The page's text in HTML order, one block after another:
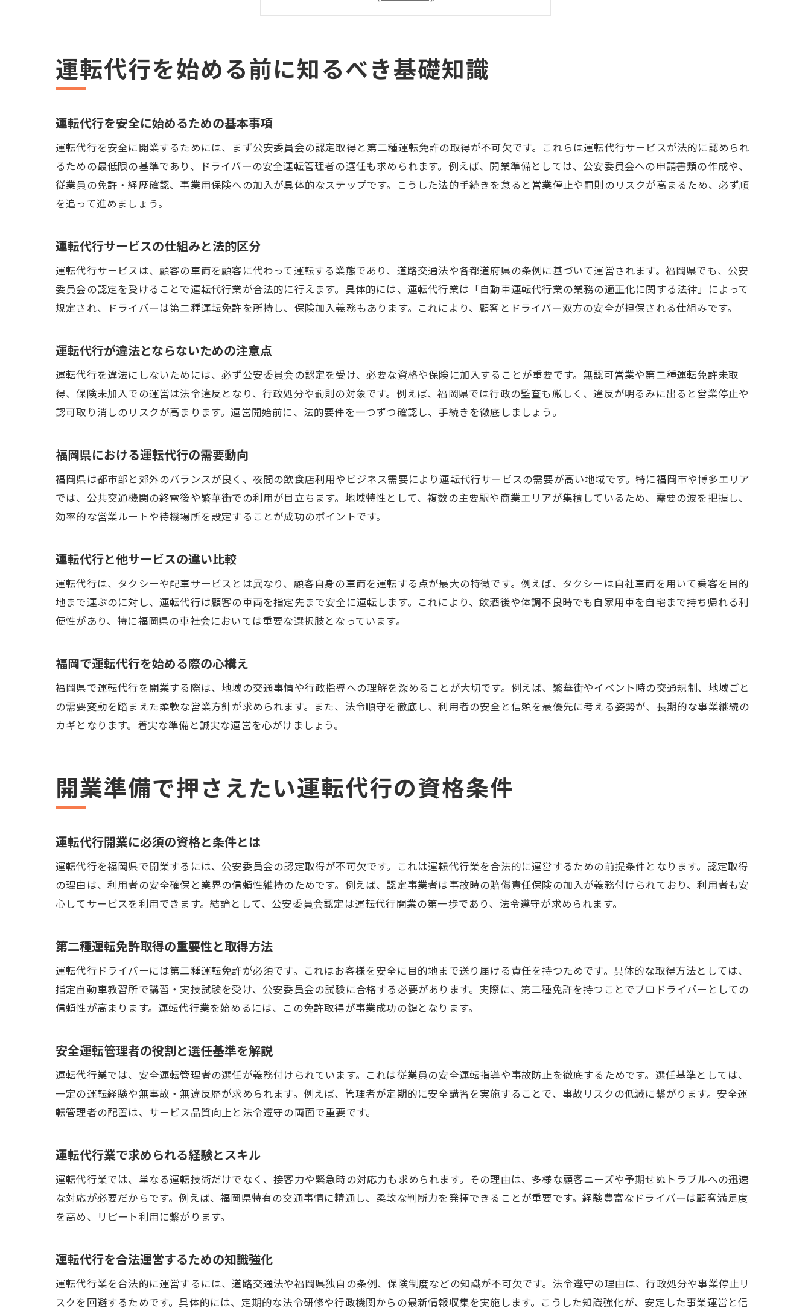
福岡県における運転代行の需要動向
福岡で運転代行を始める際の心構え
開業準備で押さえたい運転代行の資格条件
安全運転管理者の役割と選任基準を解説
運転代行業で求められる経験とスキル
運転代行を合法運営するための知識強化
公安委員会認定を受けるための条件整理
運転代行業の行政手続きと注意点解説
許可申請時に必要な書類と手順の詳細
運転代行部門を目指すなら行政対応も要チェック
運転代行開業で重要な行政窓口の活用法
行政手続き簡略化のコツとよくある落とし穴
運転代行業の行政監督と定期報告の必要性
運転代行で行政処分リスクを避ける対策
初期費用や必要経費を抑える運転代行開業術
運転代行で経費がかさむ原因と節約対策
保険や車両費を効率的に管理するコツ
運転代行の収支計画と利益確保の工夫
運転代行で行政処分される主な理由
違法行為を防ぐための運転代行対策ポイント
運転代行従業員への法令順守指導の重要性
行政処分を未然に防ぐ日常業務の工夫
運転代行ドライバー育成と免許取得支援法
第二種免許の取得手順と効率的な勉強法
安心して運転代行を始めるためのポイント総まとめ
運転代行開業の全体像と安心ポイント整理
資格・許可・行政対応で押さえるべき要素
開業後の運転代行トラブル予防策まとめ
今後の運転代行業界動向と開業者への提言
運転代行を始める前に知るべき基礎知識
運転代行を安全に始めるための基本事項
運転代行を安全に開業するためには、まず公安委員会の認定取得と第二種運転免許の取得が不可欠です。これらは運転代行サービスが法的に認められ
るための最低限の基準であり、ドライバーの安全運転管理者の選任も求められます。例えば、開業準備としては、公安委員会への申請書類の作成や、
従業員の免許・経歴確認、事業用保険への加入が具体的なステップです。こうした法的手続きを怠ると営業停止や罰則のリスクが高まるため、必ず順
を追って進めましょう。
運転代行サービスの仕組みと法的区分
運転代行サービスは、顧客の車両を顧客に代わって運転する業態であり、道路交通法や各都道府県の条例に基づいて運営されます。福岡県でも、公安
委員会の認定を受けることで運転代行業が合法的に行えます。具体的には、運転代行業は「自動車運転代行業の業務の適正化に関する法律」によって
規定され、ドライバーは第二種運転免許を所持し、保険加入義務もあります。これにより、顧客とドライバー双方の安全が担保される仕組みです。
運転代行が違法とならないための注意点
運転代行を違法にしないためには、必ず公安委員会の認定を受け、必要な資格や保険に加入することが重要です。無認可営業や第二種運転免許未取
得、保険未加入での運営は法令違反となり、行政処分や罰則の対象です。例えば、福岡県では行政の監査も厳しく、違反が明るみに出ると営業停止や
認可取り消しのリスクが高まります。運営開始前に、法的要件を一つずつ確認し、手続きを徹底しましょう。
福岡県における運転代行の需要動向
福岡県は都市部と郊外のバランスが良く、夜間の飲食店利用やビジネス需要により運転代行サービスの需要が高い地域です。特に福岡市や博多エリア
では、公共交通機関の終電後や繁華街での利用が目立ちます。地域特性として、複数の主要駅や商業エリアが集積しているため、需要の波を把握し、
効率的な営業ルートや待機場所を設定することが成功のポイントです。
運転代行と他サービスの違い比較
運転代行は、タクシーや配車サービスとは異なり、顧客自身の車両を運転する点が最大の特徴です。例えば、タクシーは自社車両を用いて乗客を目的
地まで運ぶのに対し、運転代行は顧客の車両を指定先まで安全に運転します。これにより、飲酒後や体調不良時でも自家用車を自宅まで持ち帰れる利
便性があり、特に福岡県の車社会においては重要な選択肢となっています。
福岡で運転代行を始める際の心構え
福岡県で運転代行を開業する際は、地域の交通事情や行政指導への理解を深めることが大切です。例えば、繁華街やイベント時の交通規制、地域ごと
の需要変動を踏まえた柔軟な営業方針が求められます。また、法令順守を徹底し、利用者の安全と信頼を最優先に考える姿勢が、長期的な事業継続の
カギとなります。着実な準備と誠実な運営を心がけましょう。
開業準備で押さえたい運転代行の資格条件
運転代行開業に必須の資格と条件とは
運転代行を福岡県で開業するには、公安委員会の認定取得が不可欠です。これは運転代行業を合法的に運営するための前提条件となります。認定取得
の理由は、利用者の安全確保と業界の信頼性維持のためです。例えば、認定事業者は事故時の賠償責任保険の加入が義務付けられており、利用者も安
心してサービスを利用できます。結論として、公安委員会認定は運転代行開業の第一歩であり、法令遵守が求められます。
第二種運転免許取得の重要性と取得方法
運転代行ドライバーには第二種運転免許が必須です。これはお客様を安全に目的地まで送り届ける責任を持つためです。具体的な取得方法としては、
指定自動車教習所で講習・実技試験を受け、公安委員会の試験に合格する必要があります。実際に、第二種免許を持つことでプロドライバーとしての
信頼性が高まります。運転代行業を始めるには、この免許取得が事業成功の鍵となります。
安全運転管理者の役割と選任基準を解説
運転代行業では、安全運転管理者の選任が義務付けられています。これは従業員の安全運転指導や事故防止を徹底するためです。選任基準としては、
一定の運転経験や無事故・無違反歴が求められます。例えば、管理者が定期的に安全講習を実施することで、事故リスクの低減に繋がります。安全運
転管理者の配置は、サービス品質向上と法令遵守の両面で重要です。
運転代行業で求められる経験とスキル
運転代行業では、単なる運転技術だけでなく、接客力や緊急時の対応力も求められます。その理由は、多様な顧客ニーズや予期せぬトラブルへの迅速
な対応が必要だからです。例えば、福岡県特有の交通事情に精通し、柔軟な判断力を発揮できることが重要です。経験豊富なドライバーは顧客満足度
を高め、リピート利用に繋がります。
運転代行を合法運営するための知識強化
運転代行業を合法的に運営するには、道路交通法や福岡県独自の条例、保険制度などの知識が不可欠です。法令遵守の理由は、行政処分や事業停止リ
スクを回避するためです。具体的には、定期的な法令研修や行政機関からの最新情報収集を実施します。こうした知識強化が、安定した事業運営と信